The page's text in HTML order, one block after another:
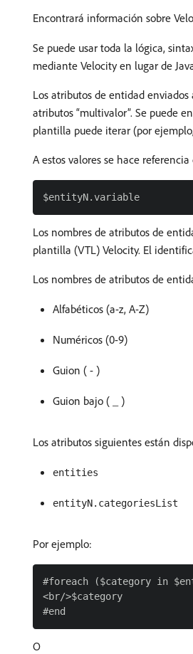
Encontrará información sobre
Se puede usar toda la lógica,
mediante Velocity en lugar de
Los atributos de entidad
atributos “multivalor”. Se puede
plantilla puede iterar (por ejemplo,
A estos valores se hace
Los nombres de atributos de
plantilla (VTL) Velocity. El
Los nombres de atributos de
Alfabéticos (a-z, A-Z)
Numéricos (0-9)
Guion ( - )
Guion bajo ( _ )
Los atributos siguientes están
entities
entityN.categoriesList
Por ejemplo:
#foreach ($category in
<br/>$category
O